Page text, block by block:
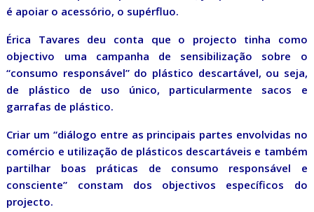
é apoiar o acessório, o supérfluo.
Érica Tavares deu conta que o projecto tinha como
objectivo uma campanha de sensibilização sobre o
“consumo responsável” do plástico descartável, ou seja,
de plástico de uso único, particularmente sacos e
garrafas de plástico.
Criar um “diálogo entre as principais partes envolvidas no
comércio e utilização de plásticos descartáveis e também
partilhar boas práticas de consumo responsável e
consciente” constam dos objectivos específicos do
projecto.